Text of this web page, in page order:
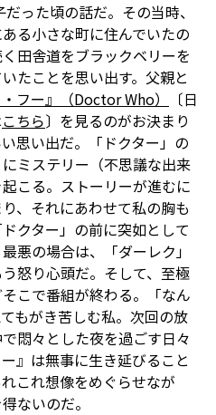
った頃の話だ。その当時、
る小さな町に住んでいたの
田舎道をブラックベリーを
たことを思い出す。父親と
・フー』（Doctor Who）
〔日
こちら〕を見るのがお決まり
思い出だ。「ドクター」の
ミステリー（不思議な出来
こる。ストーリーが進むに
、それにあわせて私の胸も
クター」の前に突如として
悪の場合は、「ダーレク」――
怒り心頭だ。そして、至極
こで番組が終わる。「なん
もがき苦しむ私。次回の放
悶々とした夜を過ごす日々
』は無事に生き延びること
これ想像をめぐらせなが
ないのだ。